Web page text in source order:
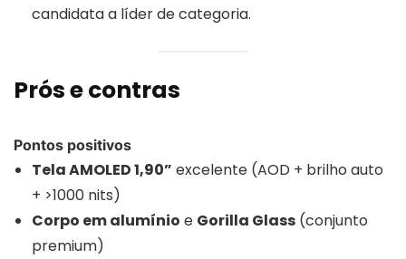
candidata a líder de categoria.
Prós e contras
Pontos positivos
Tela AMOLED 1,90” excelente (AOD + brilho auto
+ >1000 nits)
Corpo em alumínio e Gorilla Glass (conjunto
premium)